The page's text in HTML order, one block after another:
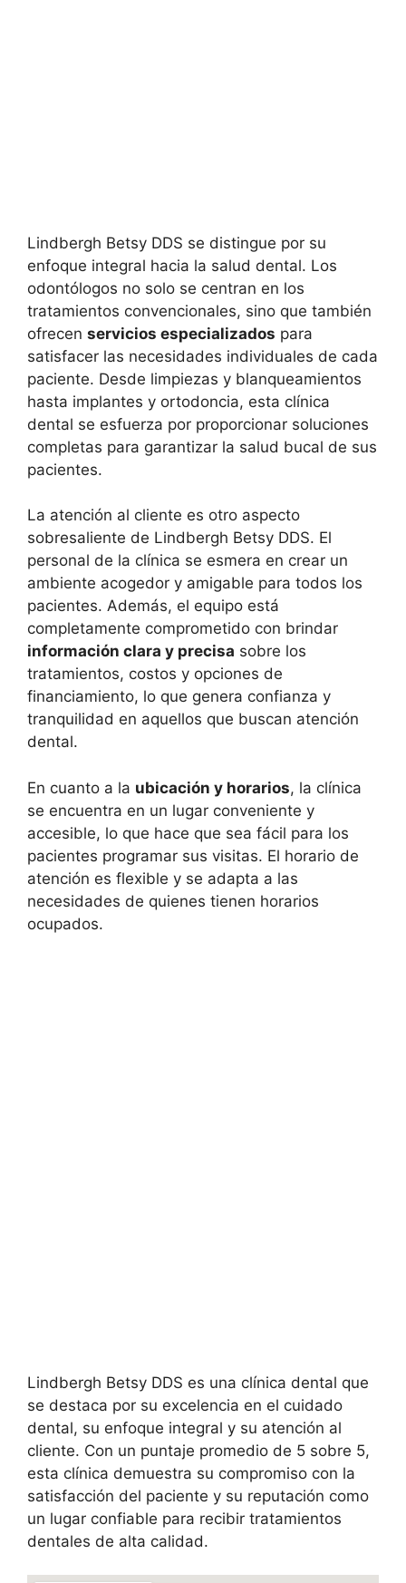
Lindbergh Betsy DDS se distingue por su
enfoque integral hacia la salud dental. Los
odontólogos no solo se centran en los
tratamientos convencionales, sino que también
ofrecen servicios especializados para
satisfacer las necesidades individuales de cada
paciente. Desde limpiezas y blanqueamientos
hasta implantes y ortodoncia, esta clínica
dental se esfuerza por proporcionar soluciones
completas para garantizar la salud bucal de sus
pacientes.
La atención al cliente es otro aspecto
sobresaliente de Lindbergh Betsy DDS. El
personal de la clínica se esmera en crear un
ambiente acogedor y amigable para todos los
pacientes. Además, el equipo está
completamente comprometido con brindar
información clara y precisa sobre los
tratamientos, costos y opciones de
financiamiento, lo que genera confianza y
tranquilidad en aquellos que buscan atención
dental.
En cuanto a la ubicación y horarios, la clínica
se encuentra en un lugar conveniente y
accesible, lo que hace que sea fácil para los
pacientes programar sus visitas. El horario de
atención es flexible y se adapta a las
necesidades de quienes tienen horarios
ocupados.
Lindbergh Betsy DDS es una clínica dental que
se destaca por su excelencia en el cuidado
dental, su enfoque integral y su atención al
cliente. Con un puntaje promedio de 5 sobre 5,
esta clínica demuestra su compromiso con la
satisfacción del paciente y su reputación como
un lugar confiable para recibir tratamientos
dentales de alta calidad.